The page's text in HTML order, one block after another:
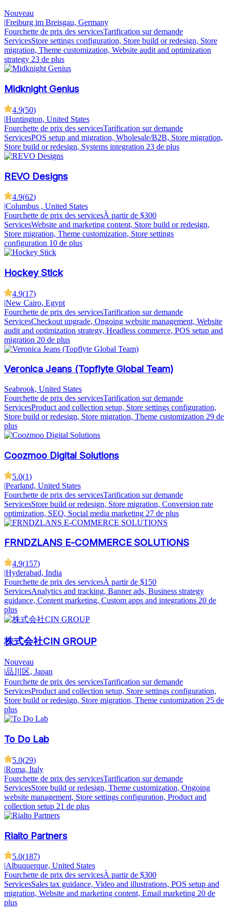
Nouveau
|Freiburg im Breisgau, Germany
Fourchette de prix des servicesTarification sur demande
ServicesStore settings configuration, Store build or redesign, Store
migration, Theme customization, Website audit and optimization
strategy 23 de plus
Midknight Genius
4.9(50)
|Huntington, United States
Fourchette de prix des servicesTarification sur demande
ServicesPOS setup and migration, Wholesale/B2B, Store migration,
Store build or redesign, Systems integration 23 de plus
REVO Designs
4.9(62)
|Columbus , United States
Fourchette de prix des servicesÀ partir de $300
ServicesWebsite and marketing content, Store build or redesign,
Store migration, Theme customization, Store settings
configuration 10 de plus
Hockey Stick
4.9(17)
|New Cairo, Egypt
Fourchette de prix des servicesTarification sur demande
ServicesCheckout upgrade, Ongoing website management, Website
audit and optimization strategy, Headless commerce, POS setup and
migration 20 de plus
Veronica Jeans (Topflyte Global Team)
Seabrook, United States
Fourchette de prix des servicesTarification sur demande
ServicesProduct and collection setup, Store settings configuration,
Store build or redesign, Store migration, Theme customization 29 de
plus
Coozmoo Digital Solutions
5.0(1)
|Pearland, United States
Fourchette de prix des servicesTarification sur demande
ServicesStore build or redesign, Store migration, Conversion rate
optimization, SEO, Social media marketing 27 de plus
FRNDZLANS E-COMMERCE SOLUTIONS
4.9(157)
|Hyderabad, India
Fourchette de prix des servicesÀ partir de $150
ServicesAnalytics and tracking, Banner ads, Business strategy
guidance, Content marketing, Custom apps and integrations 20 de
plus
株式会社CIN GROUP
Nouveau
|品川区, Japan
Fourchette de prix des servicesTarification sur demande
ServicesProduct and collection setup, Store settings configuration,
Store build or redesign, Store migration, Theme customization 25 de
plus
To Do Lab
5.0(29)
|Roma, Italy
Fourchette de prix des servicesTarification sur demande
ServicesStore build or redesign, Theme customization, Ongoing
website management, Store settings configuration, Product and
collection setup 21 de plus
Rialto Partners
5.0(187)
|Albuquerque, United States
Fourchette de prix des servicesÀ partir de $300
ServicesSales tax guidance, Video and illustrations, POS setup and
migration, Website and marketing content, Email marketing 20 de
plus